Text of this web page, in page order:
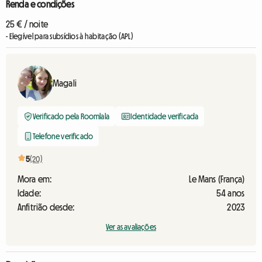
Renda e condições
25 € / noite
- Elegível para subsídios à habitação (APL)
Magali
Verificado pela Roomlala Identidade verificada
Telefone verificado
5(20)
Mora em:
Le Mans (França)
Idade:
54 anos
Anfitrião desde:
2023
Ver as avaliações